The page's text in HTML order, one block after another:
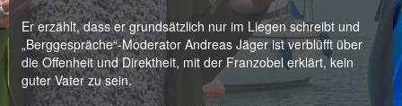
Er erzählt, dass er grundsätzlich nur im Liegen schreibt und
„Berggespräche“-Moderator Andreas Jäger ist verblüfft über
die Offenheit und Direktheit, mit der Franzobel erklärt, kein
guter Vater zu sein.